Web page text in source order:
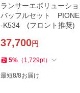
ランサーエボリューシ
バッフルセット
-K534 (フロント推奨)
37,700円
5% （ 1,729pt）
最短8/8お届け